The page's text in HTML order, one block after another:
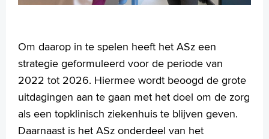
Om daarop in te spelen heeft het ASz een
strategie geformuleerd voor de periode van
2022 tot 2026. Hiermee wordt beoogd de grote
uitdagingen aan te gaan met het doel om de zorg
als een topklinisch ziekenhuis te blijven geven.
Daarnaast is het ASz onderdeel van het